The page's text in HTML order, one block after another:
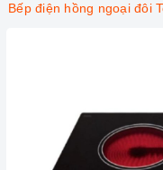
Bếp điện hồng ngoại đôi